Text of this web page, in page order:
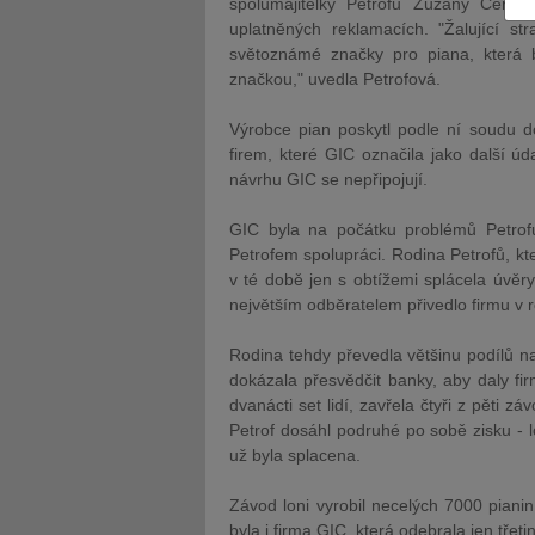
uplatněných reklamacích. "Žalující
světoznámé značky pro piana,
značkou," uvedla Petrofová.
Výrobce pian poskytl podle ní soudu
firem, které GIC označila jako další
návrhu GIC se nepřipojují.
GIC byla na počátku problémů
Petrofem spolupráci. Rodina Petrofů,
v té době jen s obtížemi splácela
největším odběratelem přivedlo firmu v
Rodina tehdy převedla většinu podílů
dokázala přesvědčit banky, aby daly
dvanácti set lidí, zavřela čtyři z pěti
Petrof dosáhl podruhé po sobě zisku -
už byla splacena.
Závod loni vyrobil necelých 7000
byla i firma GIC, která odebrala jen
JUDr.